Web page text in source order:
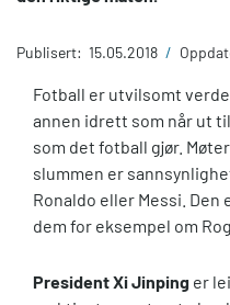
Publisert: 15.05.2018 /
Fotball er utvilsomt
annen idrett som når ut
som det fotball gjør.
slummen er
Ronaldo eller Messi.
dem for eksempel om
President Xi Jinping er